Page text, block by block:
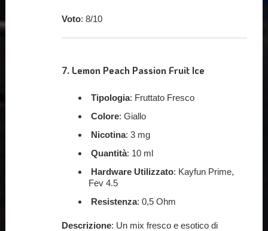
Voto: 8/10
7. Lemon Peach Passion Fruit Ice
Tipologia: Fruttato Fresco
Colore: Giallo
Nicotina: 3 mg
Quantità: 10 ml
Hardware Utilizzato: Kayfun Prime,
Fev 4.5
Resistenza: 0,5 Ohm
Descrizione: Un mix fresco e esotico di